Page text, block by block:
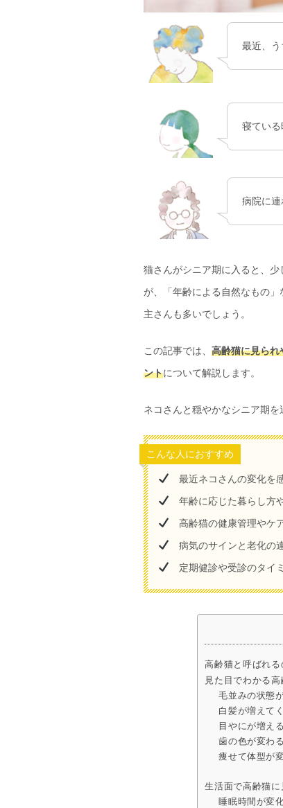
最近、
寝てい
病院に
猫さんがシニア期に入ると、
が、「年齢による自然なもの
主さんも多いでしょう。
この記事では、高齢猫に見られ
ントについて解説します。
ネコさんと穏やかなシニア期を
こんな人におすすめ
最近ネコさんの変化を
年齢に応じた暮らし方
高齢猫の健康管理やケ
病気のサインと老化の
定期健診や受診のタイ
高齢猫と呼ばれる
見た目でわかる
毛並みの状態
白髪が増えて
目やにが増える
歯の色が変わる
痩せて体型が
生活面で高齢猫
睡眠時間が変